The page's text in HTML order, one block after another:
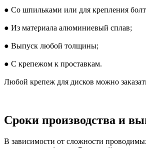
● Со шпильками или для крепления
● Из материала алюминиевый сплав;
● Выпуск любой толщины;
● С крепежом к проставкам.
Любой крепеж для дисков можно
Сроки производства и
В зависимости от сложности